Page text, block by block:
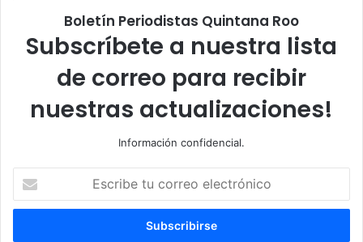
Boletín Periodistas Quintana Roo
Subscríbete a nuestra lista
de correo para recibir
nuestras actualizaciones!
Información confidencial.
correo